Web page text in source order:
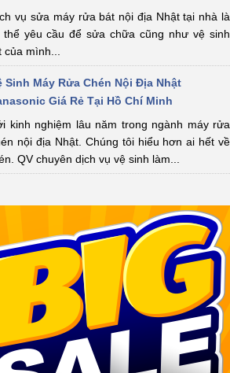
vụ sửa máy rửa bát nội địa Nhật tại nhà là
yêu cầu để sửa chữa cũng như vệ sinh
mình...
Sinh Máy Rửa Chén Nội Địa Nhật
Giá Rẻ Tại Hồ Chí Minh
kinh nghiệm lâu năm trong ngành máy rửa
nội địa Nhật. Chúng tôi hiểu hơn ai hết về
QV chuyên dịch vụ vệ sinh làm...